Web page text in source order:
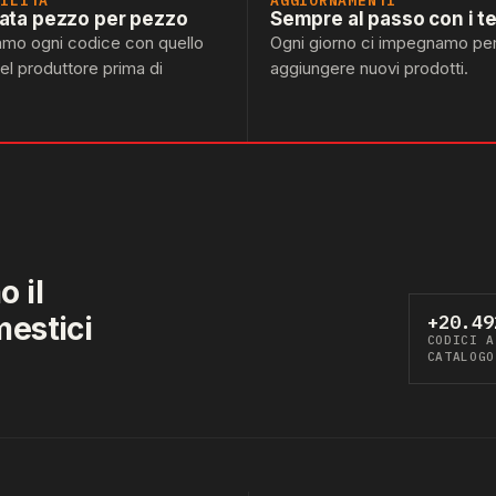
pezzo per pezzo
ogni codice con quello
produttore prima di
Sempre al passo con i
Ogni giorno ci impegnamo
aggiungere nuovi prodotti.
il
CODICI A
CATALOGO